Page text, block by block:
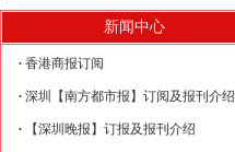
新闻中心
香港商报订阅
深圳【南方都市报】订阅及报刊介绍
【深圳晚报】订报及报刊介绍